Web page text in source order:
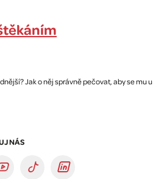
Jak o něj správně pečovat, aby se mu
NÁS